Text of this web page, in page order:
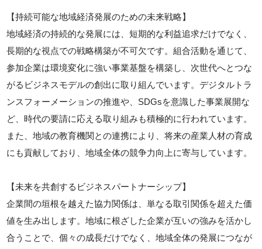
【持続可能な地域経済発展のための未来戦略】
地域経済の持続的な発展には、短期的な利益追求だけでなく、
長期的な視点での戦略構築が不可欠です。組合活動を通じて、
参加企業は環境変化に強い事業基盤を構築し、次世代へとつな
がるビジネスモデルの創出に取り組んでいます。デジタルトラ
ンスフォーメーションの推進や、SDGsを意識した事業展開な
ど、時代の要請に応える取り組みも積極的に行われています。
また、地域の教育機関との連携により、将来の産業人材の育成
にも貢献しており、地域全体の競争力向上に寄与しています。
【未来を共創するビジネスパートナーシップ】
企業間の垣根を越えた協力関係は、単なる取引関係を超えた価
値を生み出します。地域に根ざした企業が互いの強みを活かし
合うことで、個々の成長だけでなく、地域全体の発展につなが